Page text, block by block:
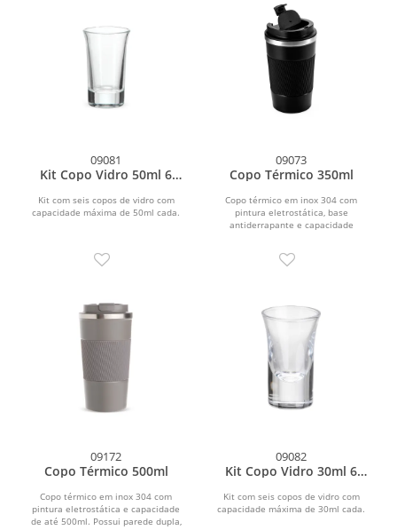
09081
Kit Copo Vidro 50ml 6
Kit com seis copos de vidro com
capacidade máxima de 50ml cada.
09073
Copo Térmico 350ml
Copo térmico em inox 304 com
pintura eletrostática, base
antiderrapante e capacidade
09172
Copo Térmico 500ml
Copo térmico em inox 304 com
pintura eletrostática e capacidade
de até 500ml. Possui parede dupla,
09082
Kit Copo Vidro 30ml 6
Kit com seis copos de vidro com
capacidade máxima de 30ml cada.